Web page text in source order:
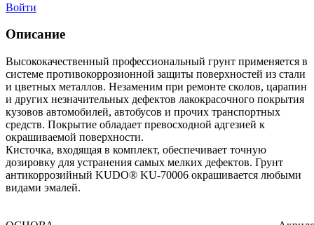
Войти
Описание
Высококачественный профессиональный грунт применяется в
системе противокоррозионной защиты поверхностей из стали
и цветных металлов. Незаменим при ремонте сколов, царапин
и других незначительных дефектов лакокрасочного покрытия
кузовов автомобилей, автобусов и прочих транспортных
средств. Покрытие обладает превосходной адгезией к
окрашиваемой поверхности.
Кисточка, входящая в комплект, обеспечивает точную
дозировку для устранения самых мелких дефектов. Грунт
антикоррозийный KUDO® KU-70006 окрашивается любыми
видами эмалей.